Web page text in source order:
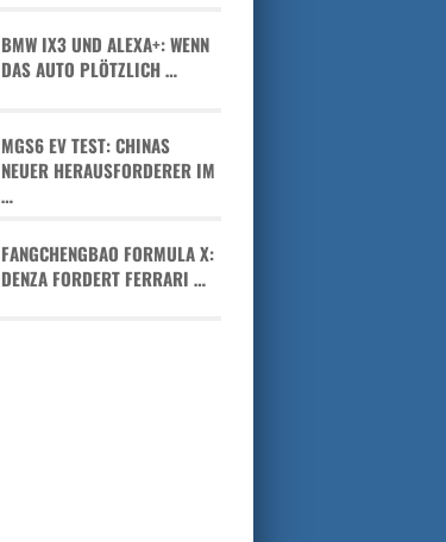
BMW IX3 UND ALEXA+: WENN
DAS AUTO PLÖTZLICH …
MGS6 EV TEST: CHINAS
NEUER HERAUSFORDERER IM
…
FANGCHENGBAO FORMULA X:
DENZA FORDERT FERRARI …